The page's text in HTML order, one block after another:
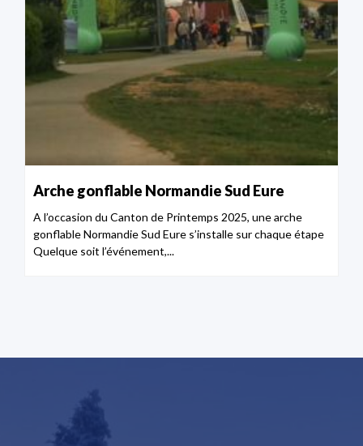
Arche gonflable Normandie Sud Eure
A l’occasion du Canton de Printemps 2025, une arche
gonflable Normandie Sud Eure s’installe sur chaque étape
Quelque soit l’événement,...